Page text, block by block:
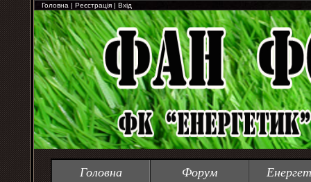
Головна | Реєстрація | Вхід
Головна Форум